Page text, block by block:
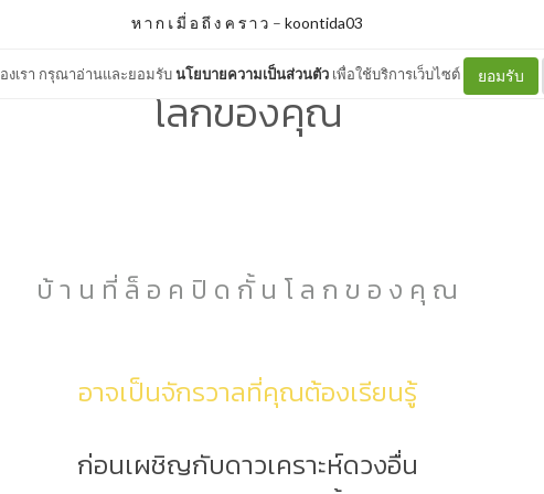
งเรา กรุณาอ่านและยอมรับนโยบายความเป็นส่วนตัว เพื่อใช้บริการเว็บไซต์ ยอมรับ
ห า ก เ มื่ อ ถึ ง ค ร า ว – koontida03
โลกของคุณ
บ้ า น ที่ ล็ อ ค ปิ ด กั้ น โ ล ก ข อ ง คุ ณ
อาจเป็นจักรวาลที่คุณต้องเรียนรู้
ก่อนเผชิญกับดาวเคราะห์ดวงอื่น